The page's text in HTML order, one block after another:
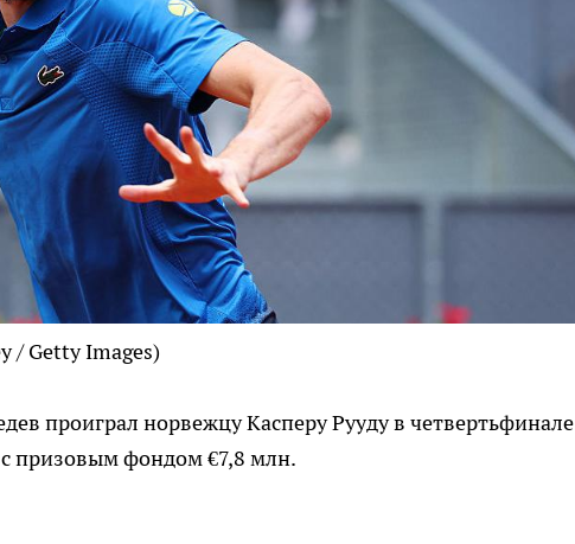
/ Getty Images)
проиграл норвежцу Касперу Рууду в четвертьфинале
призовым фондом €7,8 млн.